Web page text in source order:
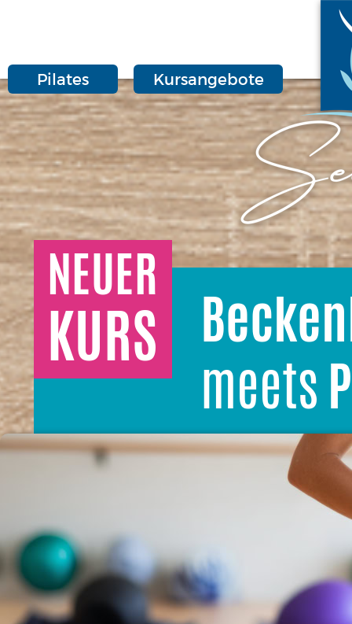
Pilates Kursangebote
NEUER
KURS
meets